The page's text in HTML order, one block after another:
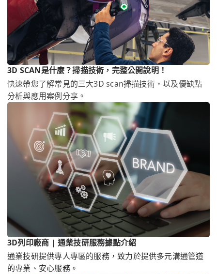
3D SCAN是什麼？掃描技術，完整公開說明！
快速帶您了解常見的三大3D scan掃描技術，以及優缺點
分析與應用案例分享。
3D列印廠商 | 通業技研服務據點介紹
通業技研提供專人專區的服務，致力於提供多元溝通管道
的專業、安心服務。